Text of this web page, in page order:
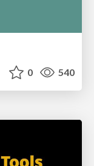
0 540